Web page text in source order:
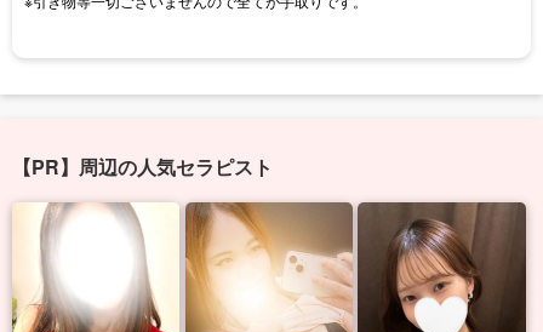
【PR】周辺の人気セラピスト